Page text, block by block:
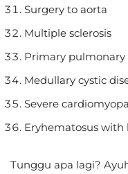
Surgery to aorta
Multiple sclerosis
Primary
Medullary cystic
Severe
Eryhematosus
Tunggu apa lagi?